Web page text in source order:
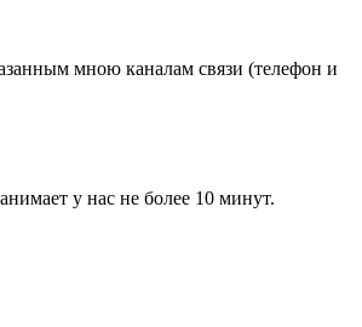
мною каналам связи (телефон и
у нас не более 10 минут.